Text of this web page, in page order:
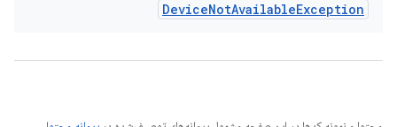
DeviceNotAvailableException